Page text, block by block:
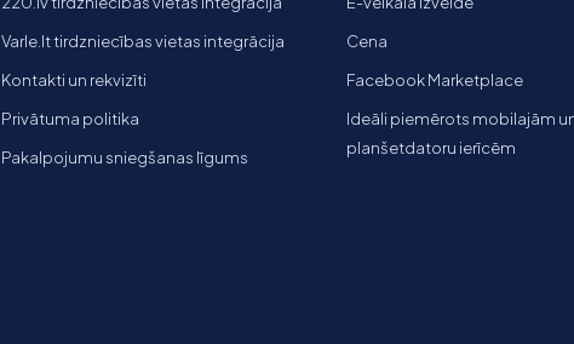
Varle.lt tirdzniecības vietas integrācija
Kontakti un rekvizīti
Privātuma politika
Pakalpojumu sniegšanas līgums
Cena
Facebook Marketplace
Ideāli piemērots mobilajām
planšetdatoru ierīcēm